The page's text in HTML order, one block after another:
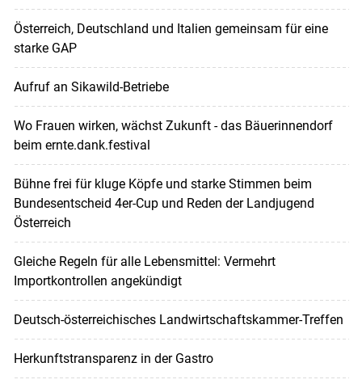
Österreich, Deutschland und Italien gemeinsam für eine
starke GAP
Aufruf an Sikawild-Betriebe
Wo Frauen wirken, wächst Zukunft - das Bäuerinnendorf
beim ernte.dank.festival
Bühne frei für kluge Köpfe und starke Stimmen beim
Bundesentscheid 4er-Cup und Reden der Landjugend
Österreich
Gleiche Regeln für alle Lebensmittel: Vermehrt
Importkontrollen angekündigt
Deutsch-österreichisches Landwirtschaftskammer-Treffen
Herkunftstransparenz in der Gastro